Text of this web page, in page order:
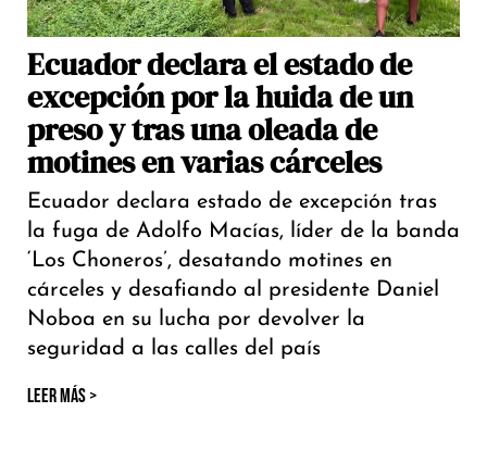
Ecuador declara el estado de
excepción por la huida de un
preso y tras una oleada de
motines en varias cárceles
Ecuador declara estado de excepción tras
la fuga de Adolfo Macías, líder de la banda
‘Los Choneros’, desatando motines en
cárceles y desafiando al presidente Daniel
Noboa en su lucha por devolver la
seguridad a las calles del país
LEER MÁS >